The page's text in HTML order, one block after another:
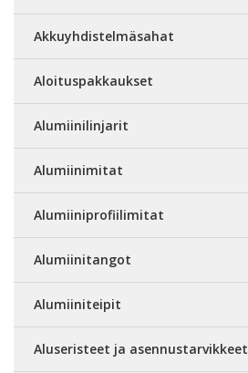
Akkuyhdistelmäsahat
Aloituspakkaukset
Alumiinilinjarit
Alumiinimitat
Alumiiniprofiilimitat
Alumiinitangot
Alumiiniteipit
Aluseristeet ja asennustarvikkeet